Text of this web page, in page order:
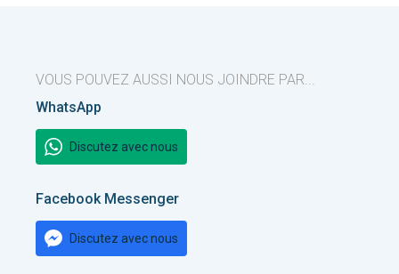
VOUS POUVEZ AUSSI NOUS JOINDRE PAR...
WhatsApp
Discutez avec nous
Facebook Messenger
Discutez avec nous